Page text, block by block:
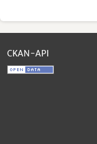
CKAN-API